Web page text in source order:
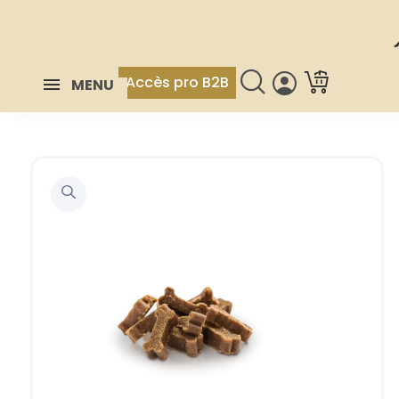
MENU Accès pro B2B